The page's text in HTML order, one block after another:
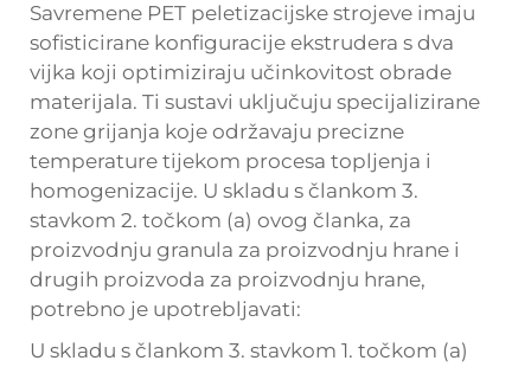
Savremene PET peletizacijske strojeve imaju
sofisticirane konfiguracije ekstrudera s dva
vijka koji optimiziraju učinkovitost obrade
materijala. Ti sustavi uključuju specijalizirane
zone grijanja koje održavaju precizne
temperature tijekom procesa topljenja i
homogenizacije. U skladu s člankom 3.
stavkom 2. točkom (a) ovog članka, za
proizvodnju granula za proizvodnju hrane i
drugih proizvoda za proizvodnju hrane,
potrebno je upotrebljavati:
U skladu s člankom 3. stavkom 1. točkom (a)